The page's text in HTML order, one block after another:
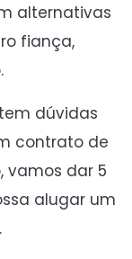
alternativas
fiança,
dúvidas
contrato de
vamos dar 5
alugar um